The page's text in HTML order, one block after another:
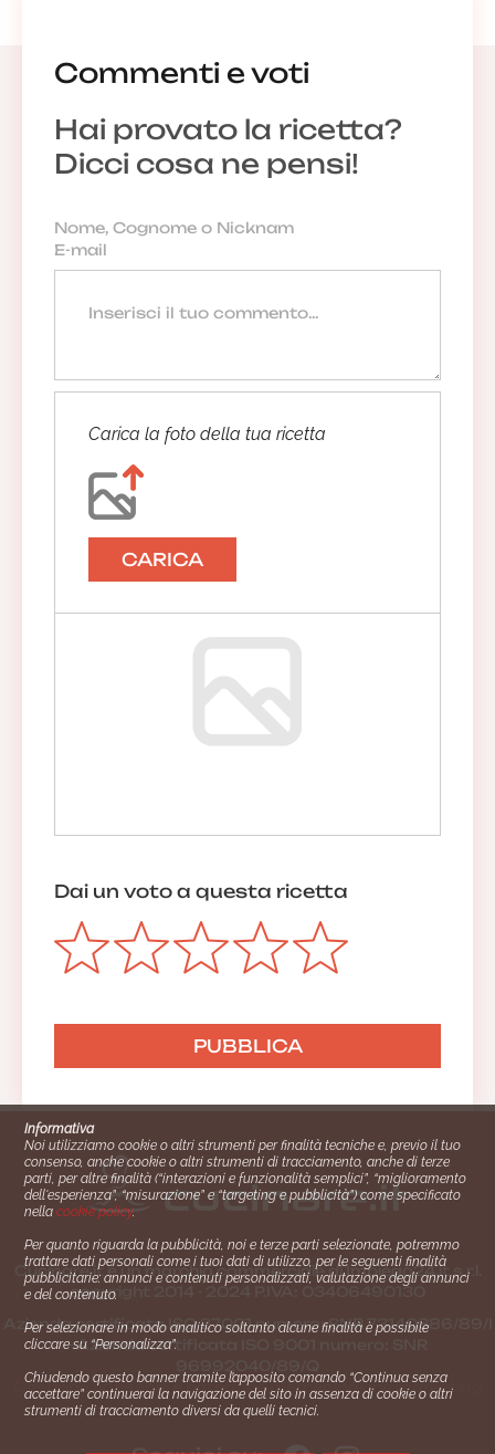
Commenti e voti
Hai provato la ricetta?
Dicci cosa ne pensi!
Carica la foto della tua ricetta
CARICA
Dai un voto a questa ricetta
Cucinare.it è un marchio commerciale di Impiego24.it s.r.l.
copyright 2014 - 2024 P.IVA: 03406490130
Azienda certiﬁcata ISO 27001 numero: SNR 73140386/89/I
- Azienda certiﬁcata ISO 9001 numero: SNR
Gestione consensi e categorie merceologiche marketing
Informativa
Noi utilizziamo cookie o altri strumenti per finalità tecniche e, previo il tuo
consenso, anche cookie o altri strumenti di tracciamento, anche di terze
parti, per altre finalità (“interazioni e funzionalità semplici”, “miglioramento
dell'esperienza”, “misurazione” e “targeting e pubblicità”) come specificato
nellacookie policy.
Per quanto riguarda la pubblicità, noi e terze parti selezionate, potremmo
trattare dati personali come i tuoi dati di utilizzo, per le seguenti finalità
pubblicitarie: annunci e contenuti personalizzati, valutazione degli annunci
e del contenuto.
Per selezionare in modo analitico soltanto alcune finalità è possibile
cliccare su “Personalizza”.
Chiudendo questo banner tramite l’apposito comando “Continua senza
accettare” continuerai la navigazione del sito in assenza di cookie o altri
strumenti di tracciamento diversi da quelli tecnici.